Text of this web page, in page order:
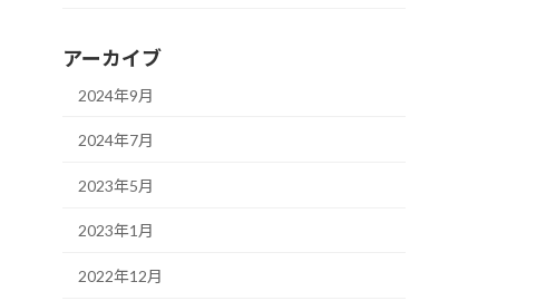
アーカイブ
2024年9月
2024年7月
2023年5月
2023年1月
2022年12月